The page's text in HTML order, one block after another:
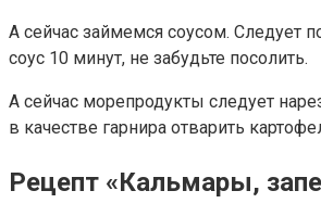
А сейчас займемся соусом. Следует
соус 10 минут, не забудьте посолить.
А сейчас морепродукты следует
в качестве гарнира отварить
Рецепт «Кальмары,